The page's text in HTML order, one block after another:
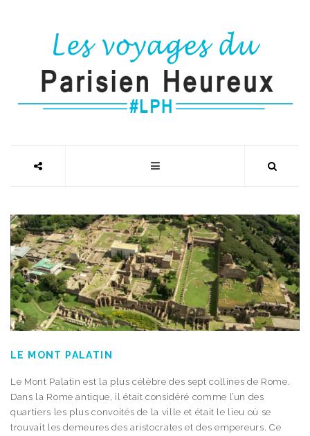
LE MONT PALATIN
Le Mont Palatin est la plus célèbre des sept collines de Rome.
Dans la Rome antique, il était considéré comme l’un des
quartiers les plus convoités de la ville et était le lieu où se
trouvait les demeures des aristocrates et des empereurs. Ce